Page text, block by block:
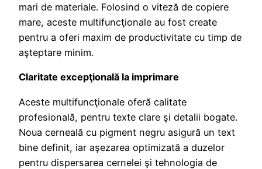
mari de materiale. Folosind o viteză de copiere
mare, aceste multifuncţionale au fost create
pentru a oferi maxim de productivitate cu timp de
aşteptare minim.
Claritate excepţională la imprimare
Aceste multifuncţionale oferă calitate
profesională, pentru texte clare şi detalii bogate.
Noua cerneală cu pigment negru asigură un text
bine definit, iar aşezarea optimizată a duzelor
pentru dispersarea cernelei şi tehnologia de